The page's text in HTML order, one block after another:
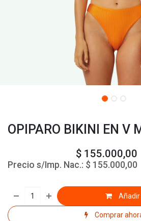
OPIPARO BIKINI EN V
$ 155.000,00
Precio s/Imp. Nac.: $ 155.000,00
Añadir
Comprar